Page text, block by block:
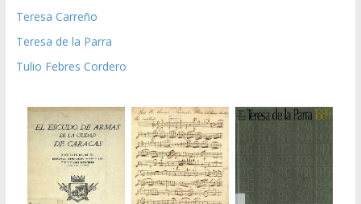
Teresa Carreño
Teresa de la Parra
Tulio Febres Cordero